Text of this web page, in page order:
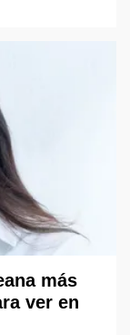
más
ver en